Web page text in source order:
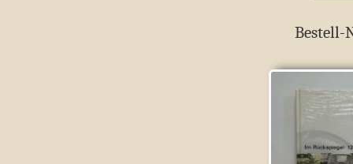
Bestell-